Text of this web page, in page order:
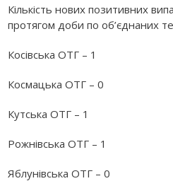
Кількість нових позитивних
протягом доби по об’єднаних
Косівська ОТГ – 1
Космацька ОТГ – 0
Кутська ОТГ – 1
Рожнівська ОТГ – 1
Яблунівська ОТГ – 0